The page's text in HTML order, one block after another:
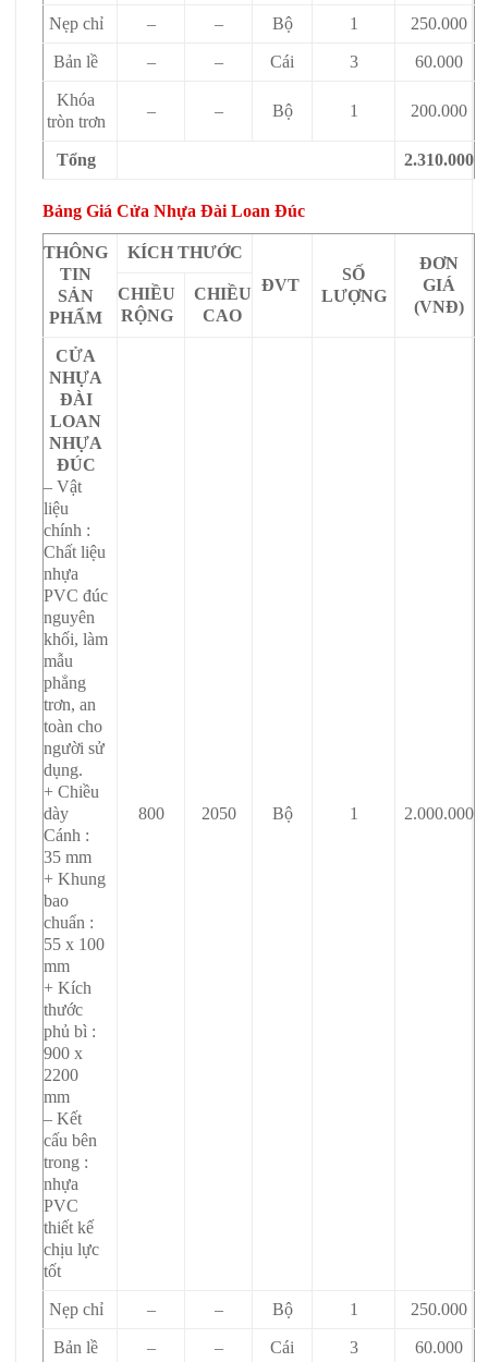
Nẹp chỉ – – Bộ 1 250.000
Bản lề – – Cái 3 60.000
Khóa
tròn trơn
– – Bộ 1 200.000
Tổng 2.310.000
Bảng Giá Cửa Nhựa Đài Loan Đúc
THÔNG
TIN
SẢN
PHẨM
KÍCH THƯỚC
ĐVT
SỐ
LƯỢNG
ĐƠN
GIÁ
(VNĐ)
CHIỀU
RỘNG
CHIỀU
CAO
CỬA
NHỰA
ĐÀI
LOAN
NHỰA
ĐÚC
– Vật
liệu
chính :
Chất liệu
nhựa
PVC đúc
nguyên
khối, làm
mẫu
phẳng
trơn, an
toàn cho
người sử
dụng.
+ Chiều
dày
Cánh :
35 mm
+ Khung
bao
chuẩn :
55 x 100
mm
+ Kích
thước
phủ bì :
900 x
2200
mm
– Kết
cấu bên
trong :
nhựa
PVC
thiết kế
chịu lực
tốt
800 2050 Bộ 1 2.000.000
Nẹp chỉ – – Bộ 1 250.000
Bản lề – – Cái 3 60.000